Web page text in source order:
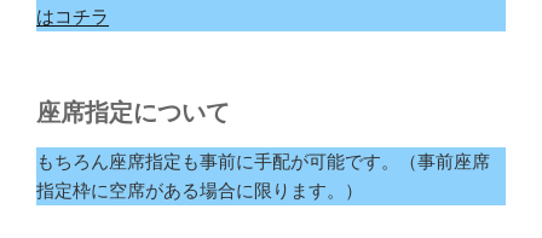
はコチラ
座席指定について
もちろん座席指定も事前に手配が可能です。（事前座席
指定枠に空席がある場合に限ります。）